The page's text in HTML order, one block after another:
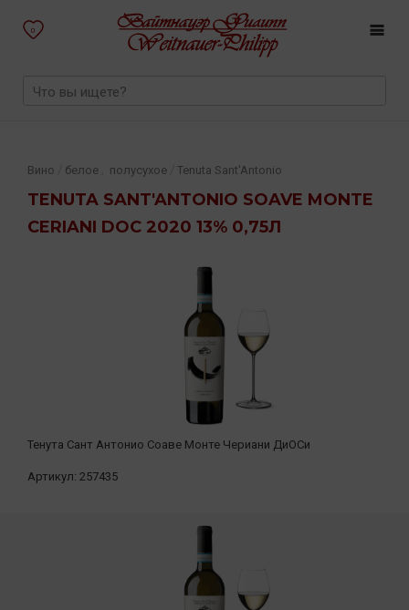
0
TENUTA SANT'ANTONIO SOAVE MONTE
CERIANI DOC 2020 13% 0,75Л
Вино белое полусухое Tenuta Sant'Antonio
Тенута Сант Антонио Соаве Монте Чериани ДиОСи
Артикул: 257435